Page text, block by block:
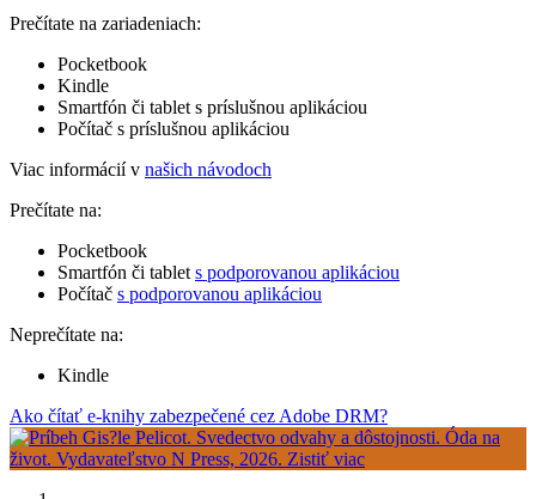
Prečítate na zariadeniach:
Pocketbook
Kindle
Smartfón či tablet s príslušnou aplikáciou
Počítač s príslušnou aplikáciou
Viac informácií v našich návodoch
Prečítate na:
Pocketbook
Smartfón či tablet s podporovanou aplikáciou
Počítač s podporovanou aplikáciou
Neprečítate na:
Kindle
Ako čítať e-knihy zabezpečené cez Adobe DRM?